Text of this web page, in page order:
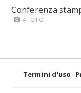
Conferenza
4 FOTO
Termini d'uso